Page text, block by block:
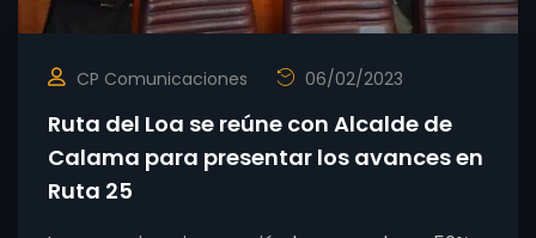
CP Comunicaciones 06/02/2023
Ruta del Loa se reúne con Alcalde de
Calama para presentar los avances en
Ruta 25